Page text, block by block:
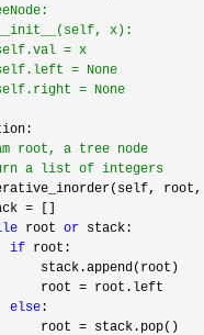
x):
= x
= None
= None
root, a tree node
a list of integers
= []
root or stack:
if root:
stack.append(root)
root
= root.left
else:
root
= stack.pop()